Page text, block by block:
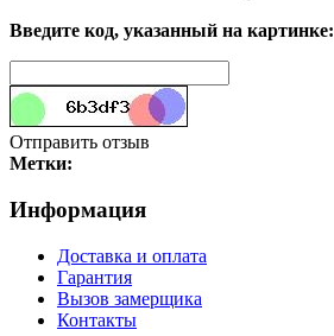
Введите код, указанный на картинке:
Отправить отзыв
Метки:
Информация
Доставка и оплата
Гарантия
Вызов замерщика
Контакты